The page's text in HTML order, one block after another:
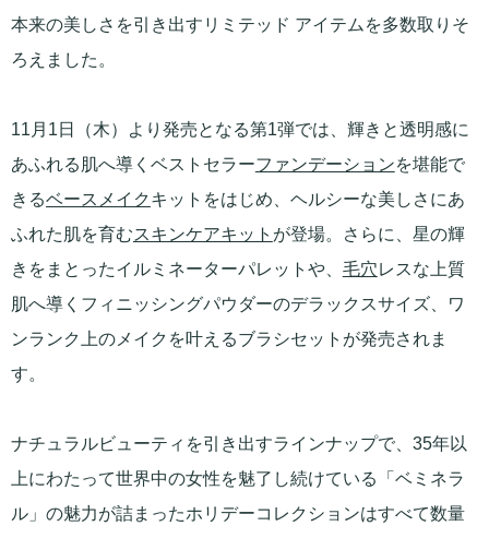
本来の美しさを引き出すリミテッド アイテムを多数取りそ
ろえました。
11月1日（木）より発売となる第1弾では、輝きと透明感に
あふれる肌へ導くベストセラーファンデーションを堪能で
きるベースメイク キットをはじめ、ヘルシーな美しさにあ
ふれた肌を育むスキンケアキット が登場。さらに、星の輝
きをまとったイルミネーターパレットや、 毛穴レスな上質
肌へ導くフィニッシングパウダーのデラックスサイズ、ワ
ンランク上のメイクを叶えるブラシセットが発売されま
す。
ナチュラルビューティを引き出すラインナップで、35年以
上にわたって世界中の女性を魅了し続けている「ベミネラ
ル」の魅力が詰まったホリデーコレクションはすべて数量